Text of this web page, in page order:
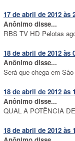
17 de abril de 2012 às
Anônimo disse...
RBS TV HD Pelotas
18 de abril de 2012 às
Anônimo disse...
Será que chega em
18 de abril de 2012 às
Anônimo disse...
QUAL A POTÊNCIA
18 de abril de 2012 às